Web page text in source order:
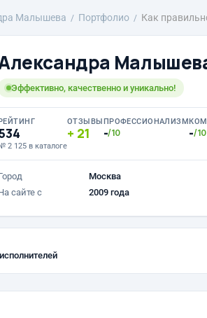
Малышева Портфолио Как
Эффективно, качественно и уникально!
2 125 в каталоге
ОТЗЫВЫ
21
ПРОФЕССИОНАЛИЗМ
-/10 -/10
Москва
сайте с
2009 года